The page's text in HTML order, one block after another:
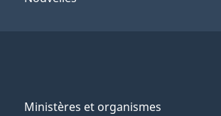
Ministères et organismes